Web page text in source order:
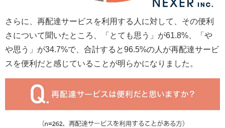
さらに、再配達サービスを利用する人に対して、その便利
さについて聞いたところ、「とても思う」が61.8%、「や
や思う」が34.7%で、合計すると96.5%の人が再配達サービ
スを便利だと感じていることが明らかになりました。